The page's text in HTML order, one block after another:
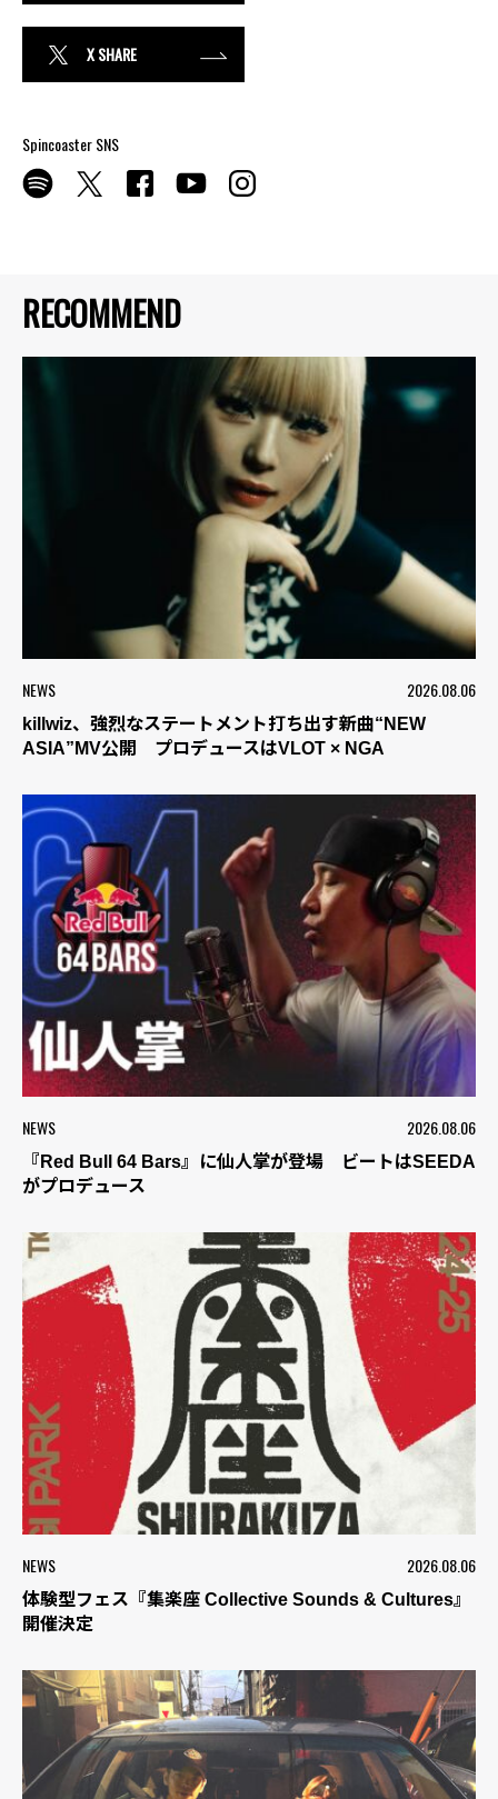
RECOMMEND
NEWS 2026.08.06
killwiz、強烈なステートメント打ち出す新曲“NEW
ASIA”MV公開 プロデュースはVLOT × NGA
NEWS 2026.08.06
『Red Bull 64 Bars』に仙人掌が登場 ビートはSEEDA
がプロデュース
NEWS 2026.08.06
体験型フェス『集楽座 Collective Sounds & Cultures』
開催決定
X SHARE
Spincoaster SNS